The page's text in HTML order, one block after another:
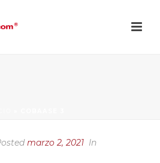
marzo 2, 2021 In